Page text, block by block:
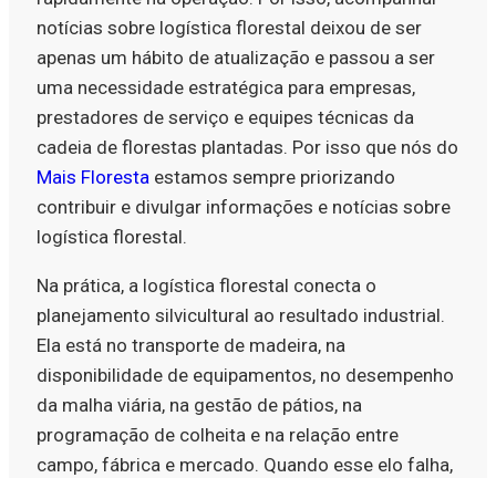
notícias sobre logística florestal deixou de ser
apenas um hábito de atualização e passou a ser
uma necessidade estratégica para empresas,
prestadores de serviço e equipes técnicas da
cadeia de florestas plantadas. Por isso que nós do
Mais Floresta estamos sempre priorizando
contribuir e divulgar informações e notícias sobre
logística florestal.
Na prática, a logística florestal conecta o
planejamento silvicultural ao resultado industrial.
Ela está no transporte de madeira, na
disponibilidade de equipamentos, no desempenho
da malha viária, na gestão de pátios, na
programação de colheita e na relação entre
campo, fábrica e mercado. Quando esse elo falha,